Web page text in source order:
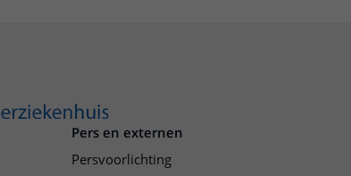
Pers en externen
Persvoorlichting